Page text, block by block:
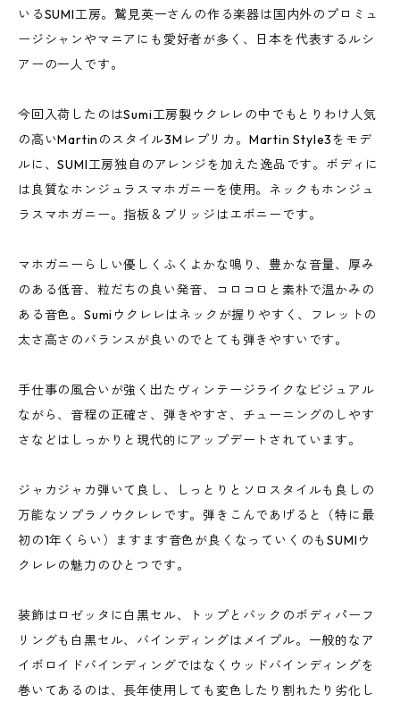
いるSUMI工房。鷲見英一さんの作る楽器は国内外のプロミュ
ージシャンやマニアにも愛好者が多く、日本を代表するルシ
アーの一人です。
今回入荷したのはSumi工房製ウクレレの中でもとりわけ人気
の高いMartinのスタイル3Mレプリカ。Martin Style3をモデ
ルに、SUMI工房独自のアレンジを加えた逸品です。ボディに
は良質なホンジュラスマホガニーを使用。ネックもホンジュ
ラスマホガニー。指板＆ブリッジはエボニーです。
マホガニーらしい優しくふくよかな鳴り、豊かな音量、厚み
のある低音、粒だちの良い発音、コロコロと素朴で温かみの
ある音色。Sumiウクレレはネックが握りやすく、フレットの
太さ高さのバランスが良いのでとても弾きやすいです。
手仕事の風合いが強く出たヴィンテージライクなビジュアル
ながら、音程の正確さ、弾きやすさ、チューニングのしやす
さなどはしっかりと現代的にアップデートされています。
ジャカジャカ弾いて良し、しっとりとソロスタイルも良しの
万能なソプラノウクレレです。弾きこんであげると（特に最
初の1年くらい）ますます音色が良くなっていくのもSUMIウ
クレレの魅力のひとつです。
装飾はロゼッタに白黒セル、トップとバックのボディパーフ
リングも白黒セル、バインディングはメイプル。一般的なア
イボロイドバインディングではなくウッドバインディングを
巻いてあるのは、長年使用しても変色したり割れたり劣化し